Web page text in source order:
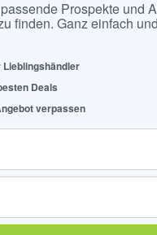
Prospekte und
finden. Ganz einfach
Deals
verpassen